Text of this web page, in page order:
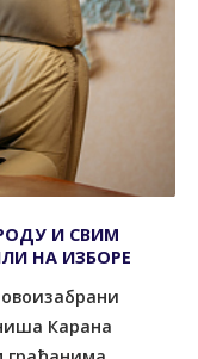
И СВИМ
НА ИЗБОРЕ
Карана